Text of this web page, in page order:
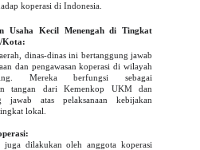
koperasi di Indonesia.
Usaha Kecil Menengah di Tingkat
Kota:
dinas-dinas ini bertanggung jawab
dan pengawasan koperasi di wilayah
Mereka berfungsi sebagai
tangan dari Kemenkop UKM dan
jawab atas pelaksanaan kebijakan
lokal.
juga dilakukan oleh anggota koperasi